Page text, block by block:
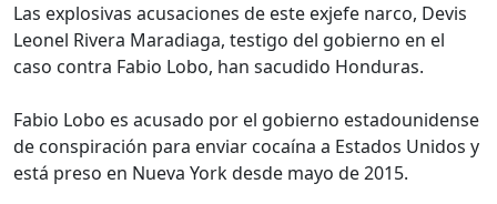
Las explosivas acusaciones de este exjefe narco, Devis
Leonel Rivera Maradiaga, testigo del gobierno en el
caso contra Fabio Lobo, han sacudido Honduras.
Fabio Lobo es acusado por el gobierno estadounidense
de conspiración para enviar cocaína a Estados Unidos y
está preso en Nueva York desde mayo de 2015.